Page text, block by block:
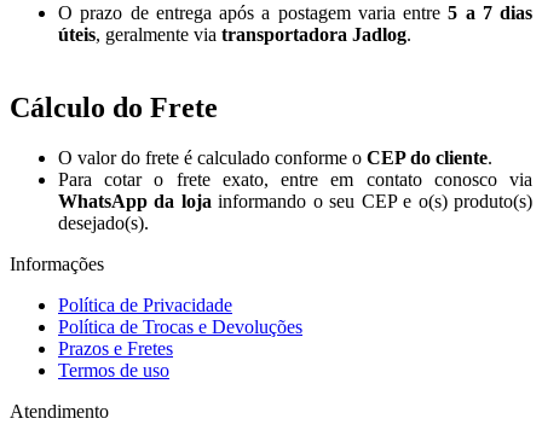
O prazo de entrega após a postagem varia entre5 a 7 dias
úteis, geralmente via transportadora Jadlog.
Cálculo do Frete
O valor do frete é calculado conforme o CEP do cliente.
Para cotar o frete exato, entre em contato conosco via
WhatsApp da lojainformando o seu CEP e o(s) produto(s)
desejado(s).
Informações
Política de Privacidade
Política de Trocas e Devoluções
Prazos e Fretes
Termos de uso
Atendimento